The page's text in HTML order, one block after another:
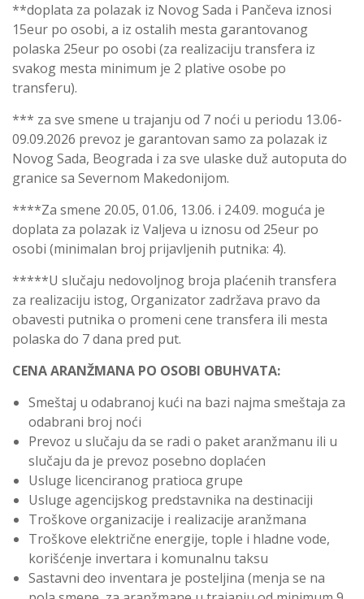
**doplata za polazak iz Novog Sada i Pančeva iznosi
15eur po osobi, a iz ostalih mesta garantovanog
polaska 25eur po osobi (za realizaciju transfera iz
svakog mesta minimum je 2 plative osobe po
transferu).
*** za sve smene u trajanju od 7 noći u periodu 13.06-
09.09.2026 prevoz je garantovan samo za polazak iz
Novog Sada, Beograda i za sve ulaske duž autoputa do
granice sa Severnom Makedonijom.
****Za smene 20.05, 01.06, 13.06. i 24.09. moguća je
doplata za polazak iz Valjeva u iznosu od 25eur po
osobi (minimalan broj prijavljenih putnika: 4).
*****U slučaju nedovoljnog broja plaćenih transfera
za realizaciju istog, Organizator zadržava pravo da
obavesti putnika o promeni cene transfera ili mesta
polaska do 7 dana pred put.
CENA ARANŽMANA PO OSOBI OBUHVATA:
Smeštaj u odabranoj kući na bazi najma smeštaja za
odabrani broj noći
Prevoz u slučaju da se radi o paket aranžmanu ili u
slučaju da je prevoz posebno doplaćen
Usluge licenciranog pratioca grupe
Usluge agencijskog predstavnika na destinaciji
Troškove organizacije i realizacije aranžmana
Troškove električne energije, tople i hladne vode,
korišćenje invertara i komunalnu taksu
Sastavni deo inventara je posteljina (menja se na